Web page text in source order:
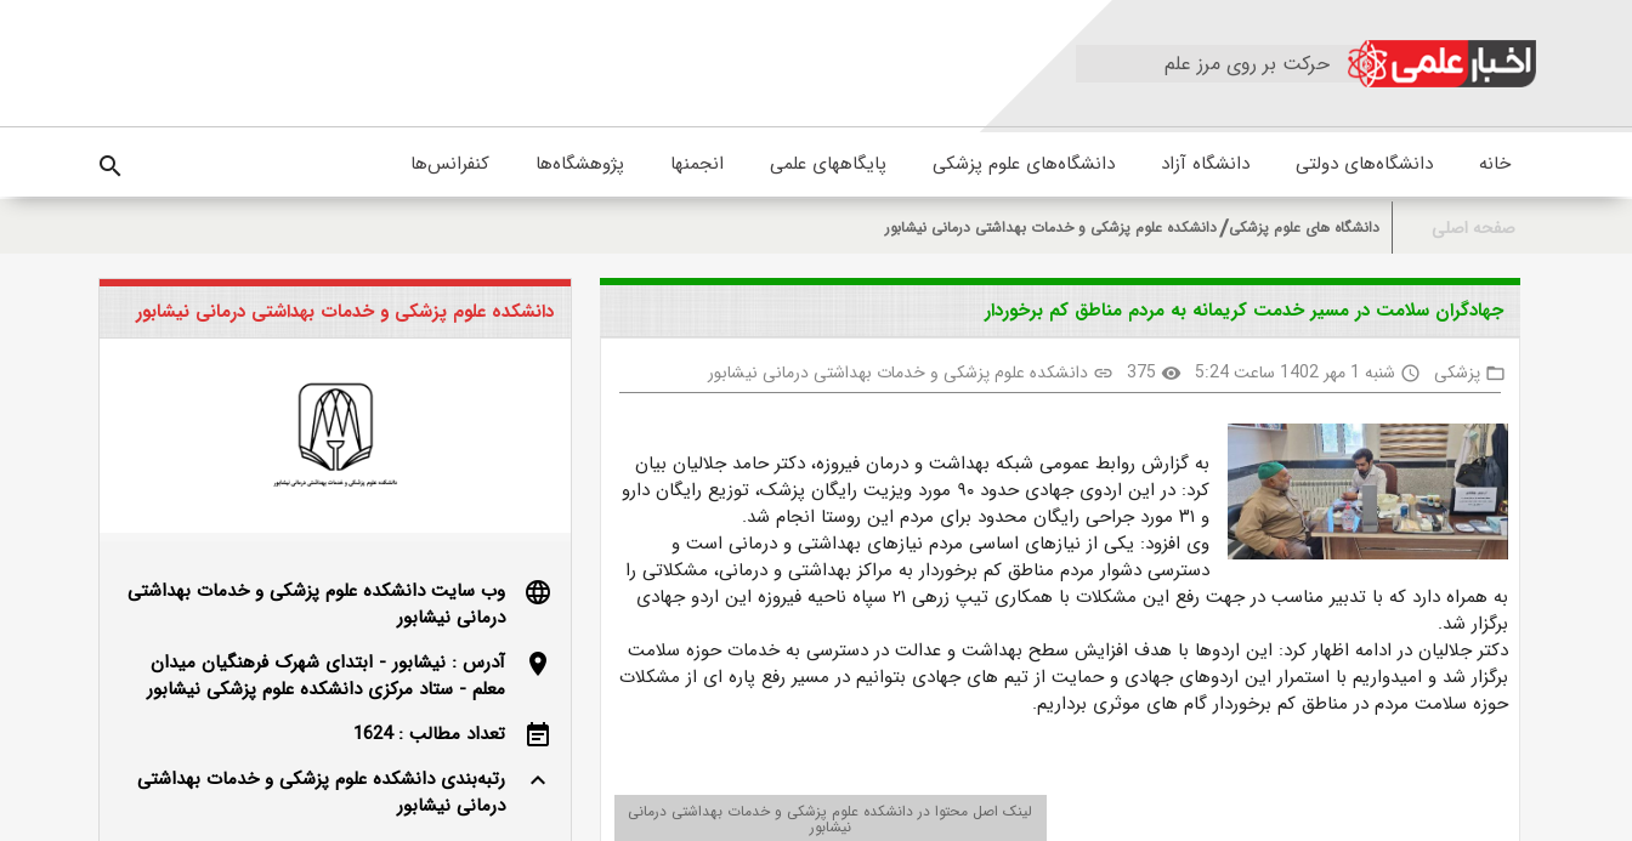
حرکت بر روی مرز علم
خانه دانشگاه‌های دولتی دانشگاه آزاد دانشگاه‌های علوم پزشکی پایگاههای علمی انجمنها پژوهشگاه‌ها کنفرانس‌ها search
صفحه اصلی دانشگاه های علوم پزشکی دانشکده علوم پزشکی و خدمات بهداشتی درمانی نیشابور
جهادگران سلامت در مسیر خدمت کریمانه به مردم مناطق کم برخوردار
folder_open پزشکی access_time شنبه 1 مهر 1402 ساعت 5:24 visibility
375
link دانشکده علوم پزشکی و خدمات بهداشتی درمانی نیشابور
به گزارش روابط عمومی شبکه بهداشت و درمان فیروزه، دکتر حامد جلالیان بیان
کرد: در این اردوی جهادی حدود ۹۰ مورد ویزیت رایگان پزشک، توزیع رایگان دارو
و ۳۱ مورد جراحی رایگان محدود برای مردم این روستا انجام شد.
وی افزود: یکی از نیازهای اساسی مردم نیازهای بهداشتی و درمانی است و
دسترسی دشوار مردم مناطق کم برخوردار به مراکز بهداشتی و درمانی، مشکلاتی را
به همراه دارد که با تدبیر مناسب در جهت رفع این مشکلات با همکاری تیپ زرهی ۲۱ سپاه ناحیه فیروزه این اردو جهادی
برگزار شد.
دکتر جلالیان در ادامه اظهار کرد: این اردوها با هدف افزایش سطح بهداشت و عدالت در دسترسی به خدمات حوزه سلامت
برگزار شد و امیدواریم با استمرار این اردوهای جهادی و حمایت از تیم های جهادی بتوانیم در مسیر رفع پاره ای از مشکلات
حوزه سلامت مردم در مناطق کم برخوردار گام های موثری برداریم.
لینک اصل محتوا در دانشکده علوم پزشکی و خدمات بهداشتی درمانی
نیشابور
دانشکده علوم پزشکی و خدمات بهداشتی درمانی نیشابور
language
وب سایت دانشکده علوم پزشکی و خدمات بهداشتی
درمانی نیشابور
location_on
آدرس : نیشابور - ابتدای شهرک فرهنگیان میدان
معلم - ستاد مرکزی دانشکده علوم پزشکی نیشابور
event_note
تعداد مطالب : 1624
keyboard_arrow_up
رتبه‌بندی دانشکده علوم پزشکی و خدمات بهداشتی
درمانی نیشابور